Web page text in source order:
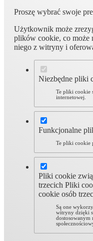
Proszę wybrać swoje
Użytkownik może
plików cookie, co może
niego z witryny i
Niezbędne pliki
Te pliki cookie
internetowej.
Funkcjonalne
Te pliki cookie
Pliki cookie
trzecich Pliki
cookie osób
Są one
witryny dzięki